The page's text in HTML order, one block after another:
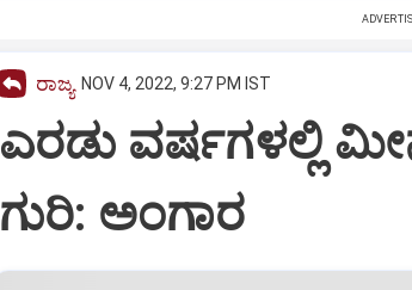
ರಾಜ್ಯ NOV 4, 2022, 9:27 PM IST
ಎರಡು ವರ್ಷಗಳಲ್ಲಿ
ಗುರಿ: ಅಂಗಾರ